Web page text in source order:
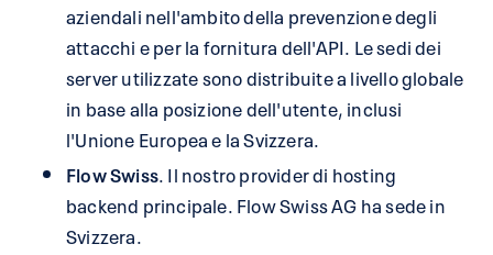
aziendali nell'ambito della prevenzione degli
attacchi e per la fornitura dell'API. Le sedi dei
server utilizzate sono distribuite a livello globale
in base alla posizione dell'utente, inclusi
l'Unione Europea e la Svizzera.
Flow Swiss. Il nostro provider di hosting
backend principale. Flow Swiss AG ha sede in
Svizzera.